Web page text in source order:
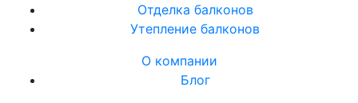
Отделка балконов
Утепление балконов
О компании
Блог